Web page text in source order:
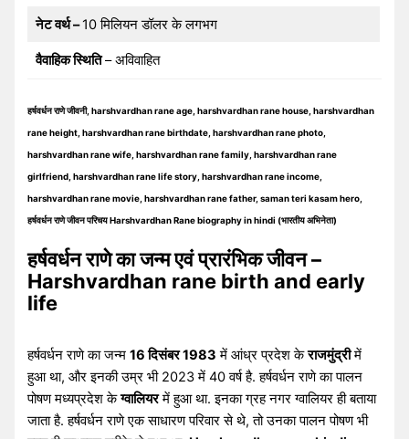
नेट वर्थ –10 मिलियन डॉलर के लगभग
वैवाहिक स्थिति– अविवाहित
हर्षवर्धन राणे जीवनी, harshvardhan rane age, harshvardhan rane house, harshvardhan
rane height, harshvardhan rane birthdate, harshvardhan rane photo,
harshvardhan rane wife, harshvardhan rane family, harshvardhan rane
girlfriend, harshvardhan rane life story, harshvardhan rane income,
harshvardhan rane movie, harshvardhan rane father, saman teri kasam hero,
हर्षवर्धन राणे जीवन परिचय Harshvardhan Rane biography in hindi (भारतीय अभिनेता)
हर्षवर्धन राणे का जन्म एवं प्रारंभिक जीवन –
Harshvardhan rane birth and early
life
हर्षवर्धन राणे का जन्म16 दिसंबर 1983 में आंध्र प्रदेश केराजमुंद्रीमें
हुआ था, और इनकी उम्र भी 2023 में 40 वर्ष है. हर्षवर्धन राणे का पालन
पोषण मध्यप्रदेश केग्वालियरमें हुआ था. इनका ग्रह नगर ग्वालियर ही बताया
जाता है. हर्षवर्धन राणे एक साधारण परिवार से थे, तो उनका पालन पोषण भी